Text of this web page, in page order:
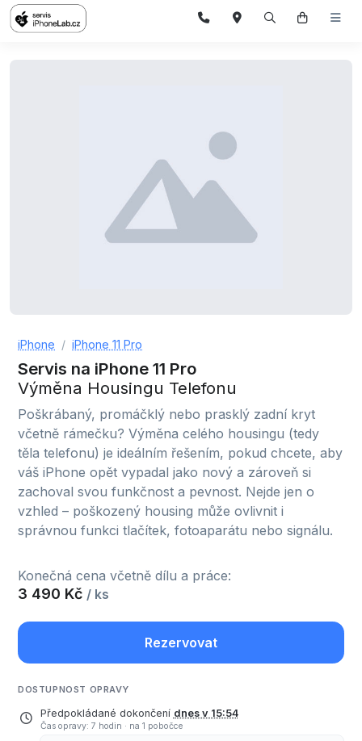
iPhone iPhone 11 Pro
Servis na iPhone 11 Pro
Výměna Housingu Telefonu
Poškrábaný, promáčklý nebo prasklý zadní kryt
včetně rámečku? Výměna celého housingu (tedy
těla telefonu) je ideálním řešením, pokud chcete, aby
váš iPhone opět vypadal jako nový a zároveň si
zachoval svou funkčnost a pevnost. Nejde jen o
vzhled – poškozený housing může ovlivnit i
správnou funkci tlačítek, fotoaparátu nebo signálu.
Konečná cena včetně dílu a práce:
3 490 Kč / ks
Rezervovat
DOSTUPNOST OPRAVY
Předpokládané dokončení dnes v 15:54
Čas opravy: 7 hodin · na 1 pobočce